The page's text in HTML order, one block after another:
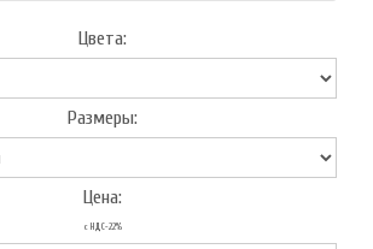
Цвета:
Размеры:
Цена:
с НДС-22%